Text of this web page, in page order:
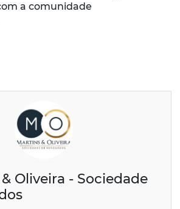
a comunidade
Oliveira - Sociedade